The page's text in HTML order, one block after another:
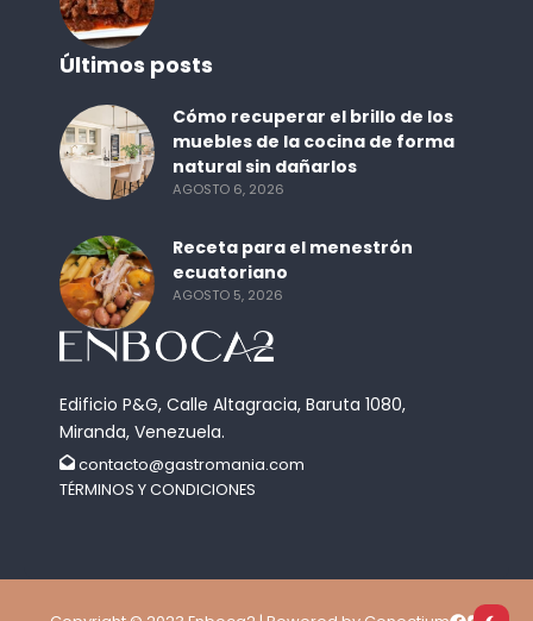
Edificio P&G, Calle Altagracia, Baruta 1080,
Miranda, Venezuela.
contacto@gastromania.com
TÉRMINOS Y CONDICIONES
Últimos posts
Cómo recuperar el brillo de los
muebles de la cocina de forma
natural sin dañarlos
AGOSTO 6, 2026
Receta para el menestrón
ecuatoriano
AGOSTO 5, 2026